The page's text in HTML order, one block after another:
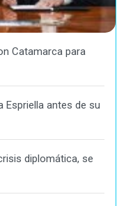
Catamarca para
Espriella antes de su
diplomática, se